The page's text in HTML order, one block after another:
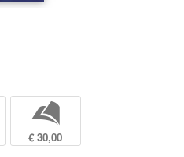
b
€ 30,00